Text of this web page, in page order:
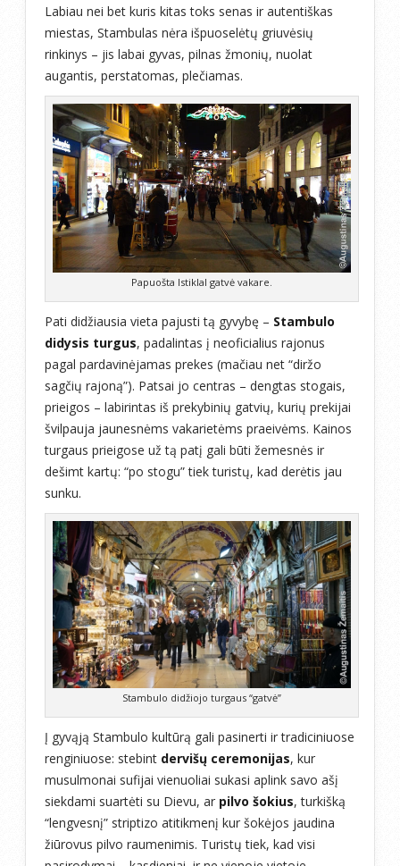
Labiau nei bet kuris kitas toks senas ir autentiškas
miestas, Stambulas nėra išpuoselėtų griuvėsių
rinkinys – jis labai gyvas, pilnas žmonių, nuolat
augantis, perstatomas, plečiamas.
Papuošta Istiklal gatvė vakare.
Pati didžiausia vieta pajusti tą gyvybę – Stambulo
didysis turgus, padalintas į neoficialius rajonus
pagal pardavinėjamas prekes (mačiau net “diržo
sagčių rajoną”). Patsai jo centras – dengtas stogais,
prieigos – labirintas iš prekybinių gatvių, kurių prekijai
švilpauja jaunesnėms vakarietėms praeivėms. Kainos
turgaus prieigose už tą patį gali būti žemesnės ir
dešimt kartų: “po stogu” tiek turistų, kad derėtis jau
sunku.
Stambulo didžiojo turgaus “gatvė”
Į gyvąją Stambulo kultūrą gali pasinerti ir tradiciniuose
renginiuose: stebint dervišų ceremonijas, kur
musulmonai sufijai vienuoliai sukasi aplink savo ašį
siekdami suartėti su Dievu, ar pilvo šokius, turkišką
“lengvesnį” striptizo atitikmenį kur šokėjos jaudina
žiūrovus pilvo raumenimis. Turistų tiek, kad visi